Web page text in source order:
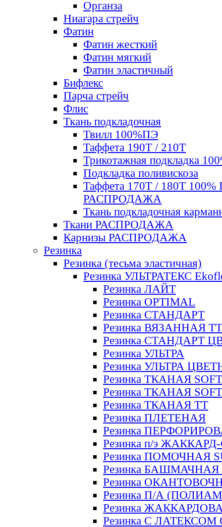
Органза
Ниагара стрейч
Фатин
Фатин жесткий
Фатин мягкий
Фатин элаcтичный
Бифлекс
Парча стрейч
Флис
Ткань подкладочная
Твилл 100%ПЭ
Таффета 190Т / 210Т
Трикотажная подкладка
Подкладка поливискоза
Таффета 170Т / 180Т 100%
РАСПРОДАЖА
Ткань подкладочная
Ткани РАСПРОДАЖА
Карнизы РАСПРОДАЖА
Резинка
Резинка (тесьма эластичная)
Резинка УЛЬТРАТЕКС
Резинка ЛАЙТ
Резинка OPTIMAL
Резинка СТАНДАРТ
Резинка ВЯЗАННАЯ ТТ
Резинка СТАНДАРТ
Резинка УЛЬТРА
Резинка УЛЬТРА
Резинка ТКАНАЯ SOFT
Резинка ТКАНАЯ
Резинка ТКАНАЯ ТТ
Резинка ПЛЕТЕНАЯ
Резинка
Резинка п/э
Резинка ПОМОЧНАЯ
Резинка БАШМАЧНАЯ
Резинка
Резинка П/А
Резинка
Резинка С ЛАТЕКСОМ